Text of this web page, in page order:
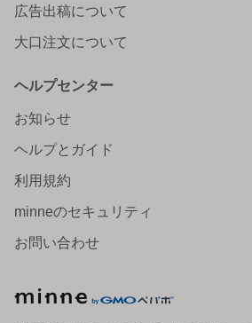
広告出稿について
大口注文について
ヘルプセンター
お知らせ
ヘルプとガイド
利用規約
minneのセキュリティ
お問い合わせ